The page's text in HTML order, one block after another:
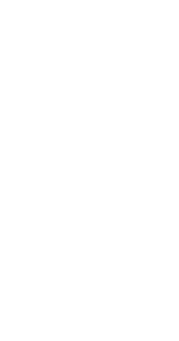
per fornire funzionalità dei social media e
sito con i nostri partner social, pubblicitari e
che hanno raccolto in base al tuo utilizzo dei loro
del sito e il sito non funzionerà come previsto
informazioni che modificano il modo in cui
come i visitatori interagiscono con i siti
utenti attraverso i siti web. L'obiettivo è quello di
gli editori e gli inserzionisti di terze parti.